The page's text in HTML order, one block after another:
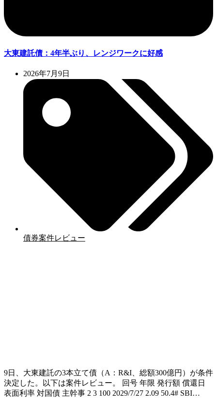
大東建託債：4年半ぶり、レンジワークに好感
2026年7月9日
債券案件レビュー
9日、大東建託の3本立て債（A：R&I、総額300億円）が条件
決定した。以下は案件レビュー。 回号 年限 発行額 償還日
表面利率 対国債 主幹事 2 3 100 2029/7/27 2.09 50.4# SBI…